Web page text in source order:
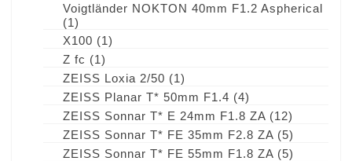
Voigtländer NOKTON 40mm F1.2 Aspherical
(1)
X100 (1)
Z fc (1)
ZEISS Loxia 2/50 (1)
ZEISS Planar T* 50mm F1.4 (4)
ZEISS Sonnar T* E 24mm F1.8 ZA (12)
ZEISS Sonnar T* FE 35mm F2.8 ZA (5)
ZEISS Sonnar T* FE 55mm F1.8 ZA (5)